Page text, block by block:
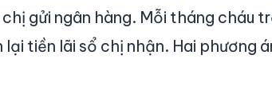
gửi ngân hàng. Mỗi tháng cháu
tiền lãi sổ chị nhận. Hai phương